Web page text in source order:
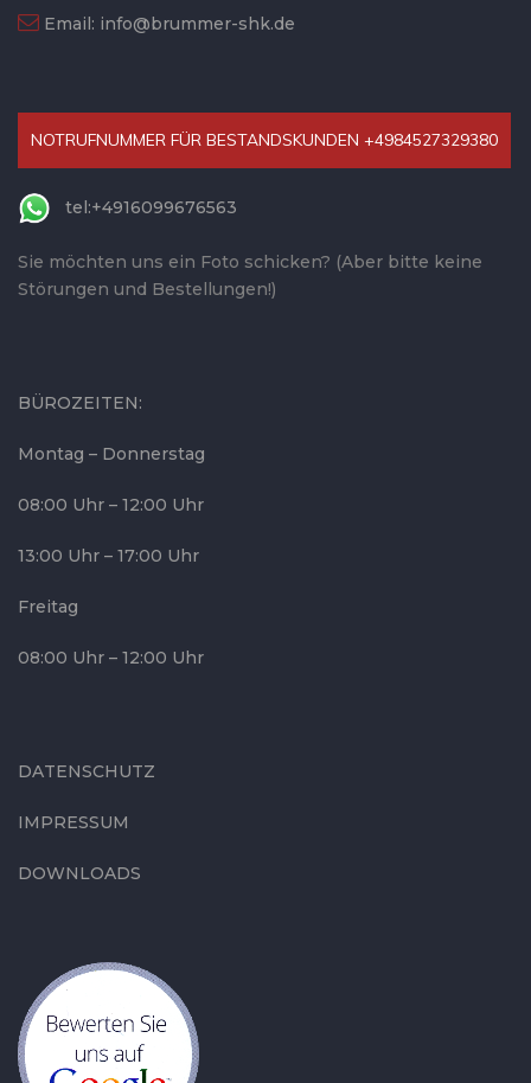
Email: info@brummer-shk.de
NOTRUFNUMMER FÜR BESTANDSKUNDEN +4984527329380
tel:+4916099676563
Sie möchten uns ein Foto schicken? (Aber bitte keine
Störungen und Bestellungen!)
BÜROZEITEN:
Montag – Donnerstag
08:00 Uhr – 12:00 Uhr
13:00 Uhr – 17:00 Uhr
Freitag
08:00 Uhr – 12:00 Uhr
DATENSCHUTZ
IMPRESSUM
DOWNLOADS